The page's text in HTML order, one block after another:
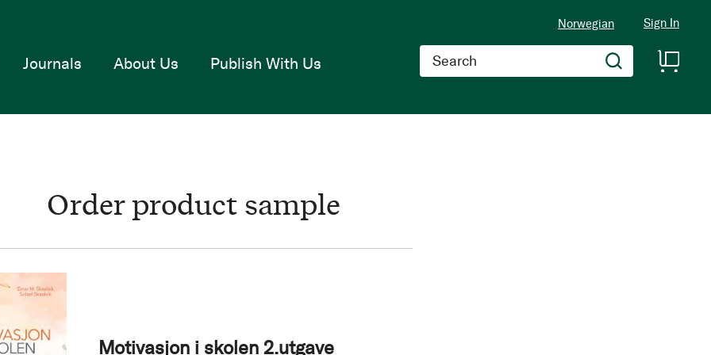
Norwegian Sign In
Search
Journals About Us Publish With Us
Order product sample
Motivasjon i skolen 2.utgave